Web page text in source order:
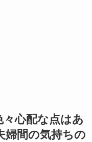
心配な点はあ
婦間の気持ちの